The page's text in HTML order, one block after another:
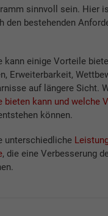
sinnvoll sein. Hier
den bestehenden
kann einige Vorteile
Erweiterbarkeit,
auf längere Sicht.
bieten kann und welche
können.
unterschiedliche
, die eine Verbesserung